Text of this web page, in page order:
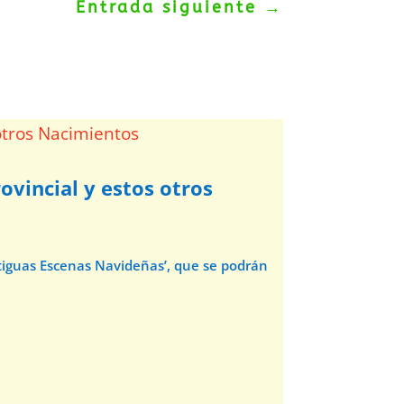
Entrada siguiente →
y estos otros
Escenas Navideñas’, que se podrán